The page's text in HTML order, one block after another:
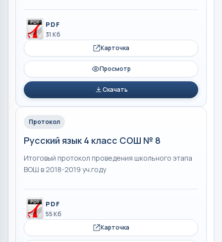
PDF
31 Кб
Карточка
Просмотр
Скачать
Протокол
Русский язык 4 класс СОШ № 8
Итоговый протокол проведения школьного этапа
ВОШ в 2018-2019 уч.году
PDF
55 Кб
Карточка